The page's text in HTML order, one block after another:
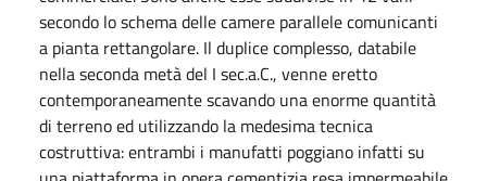
secondo lo schema delle camere parallele comunicanti
a pianta rettangolare. Il duplice complesso, databile
nella seconda metà del I sec.a.C., venne eretto
contemporaneamente scavando una enorme quantità
di terreno ed utilizzando la medesima tecnica
costruttiva: entrambi i manufatti poggiano infatti su